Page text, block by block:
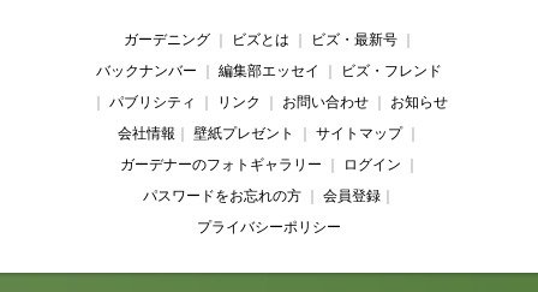
ガーデニング｜ ビズとは ビズ・最新号｜
バックナンバー
編集部エッセイ
ビズ・フレンド
パブリシティ リンク お問い合わせ｜
お知らせ
会社情報
壁紙プレゼント サイトマップ｜
ガーデナーのフォトギャラリー
ログイン
パスワードをお忘れの方
会員登録
プライバシーポリシー